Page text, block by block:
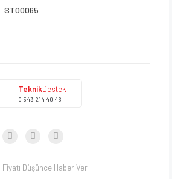
ST00065
TeknikDestek
0 543 214 40 46
Fiyatı Düşünce Haber Ver